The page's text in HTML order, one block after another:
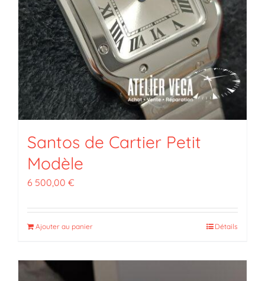
Santos de Cartier Petit
Modèle
6 500,00 €
Ajouter au panier Détails